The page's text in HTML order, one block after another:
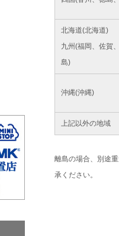
北海道(北海道)
九州(福岡、佐賀
島)
沖縄(沖縄)
上記以外の地域
離島の場合、別途
承ください。